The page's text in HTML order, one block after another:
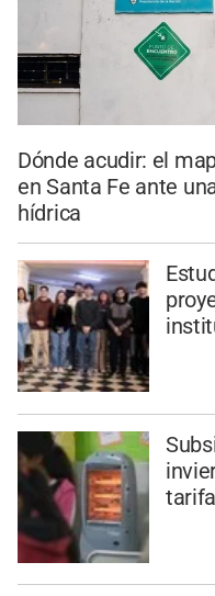
Dónde acudir: el
en Santa Fe ante
hídrica